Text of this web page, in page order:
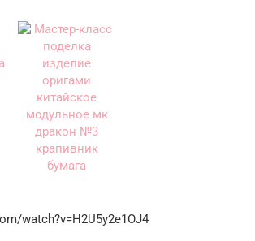
watch?v=H2U5y2e1OJ4